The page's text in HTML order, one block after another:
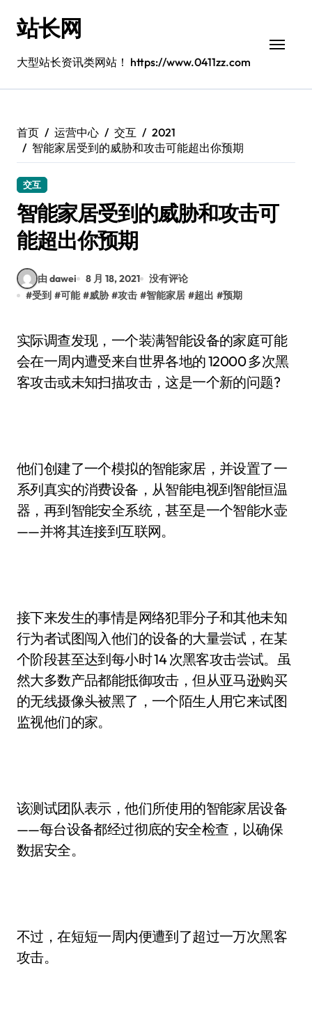
站长网
大型站长资讯类网站！ https://www.0411zz.com
首页 运营中心 交互
2021
智能家居受到的威胁和攻击可能超出你预期
交互
智能家居受到的威胁和攻击可
能超出你预期
由 dawei 8 月 18, 2021
没有评论
#受到 #可能 #威胁 #攻击 #智能家居 #超出 #预期
实际调查发现，一个装满智能设备的家庭可能
会在一周内遭受来自世界各地的 12000 多次黑
客攻击或未知扫描攻击，这是一个新的问题?
他们创建了一个模拟的智能家居，并设置了一
系列真实的消费设备，从智能电视到智能恒温
器，再到智能安全系统，甚至是一个智能水壶
——并将其连接到互联网。
接下来发生的事情是网络犯罪分子和其他未知
行为者试图闯入他们的设备的大量尝试，在某
个阶段甚至达到每小时 14 次黑客攻击尝试。虽
然大多数产品都能抵御攻击，但从亚马逊购买
的无线摄像头被黑了，一个陌生人用它来试图
监视他们的家。
该测试团队表示，他们所使用的智能家居设备
——每台设备都经过彻底的安全检查，以确保
数据安全。
不过，在短短一周内便遭到了超过一万次黑客
攻击。